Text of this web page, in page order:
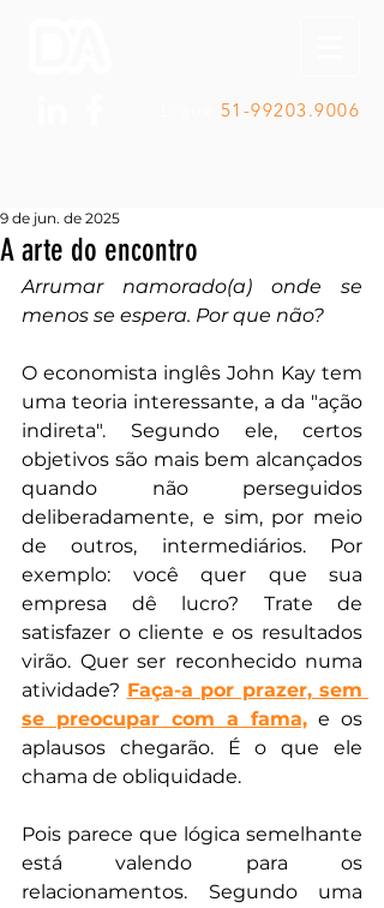
51-99203.9006
A arte do encontro
9 de jun. de 2025
Arrumar namorado(a) onde se
menos se espera. Por que não?
O economista inglês John Kay tem
uma teoria interessante, a da "ação
indireta". Segundo ele, certos
objetivos são mais bem alcançados
quando não perseguidos
deliberadamente, e sim, por meio
de outros, intermediários. Por
exemplo: você quer que sua
empresa dê lucro? Trate de
satisfazer o cliente e os resultados
virão. Quer ser reconhecido numa
atividade? Faça-a por prazer, sem
se preocupar com a fama, e os
aplausos chegarão. É o que ele
chama de obliquidade.
Pois parece que lógica semelhante
está valendo para os
relacionamentos. Segundo uma